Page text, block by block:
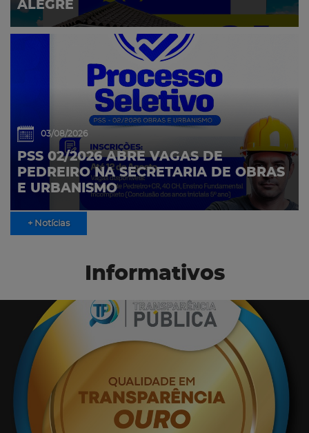
ALEGRE
03/08/2026
PSS 02/2026 ABRE VAGAS DE
PEDREIRO NA SECRETARIA DE OBRAS
E URBANISMO
+ Notícias
Informativos